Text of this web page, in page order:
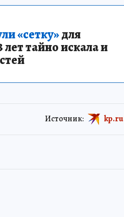
«сетку»для
тайно искала и
Источник: kp.ru